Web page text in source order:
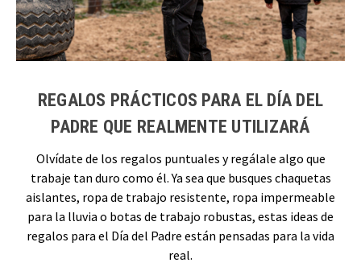
REGALOS PRÁCTICOS PARA EL DÍA DEL
PADRE QUE REALMENTE UTILIZARÁ
Olvídate de los regalos puntuales y regálale algo que
trabaje tan duro como él. Ya sea que busques chaquetas
aislantes, ropa de trabajo resistente, ropa impermeable
para la lluvia o botas de trabajo robustas, estas ideas de
regalos para el Día del Padre están pensadas para la vida
real.